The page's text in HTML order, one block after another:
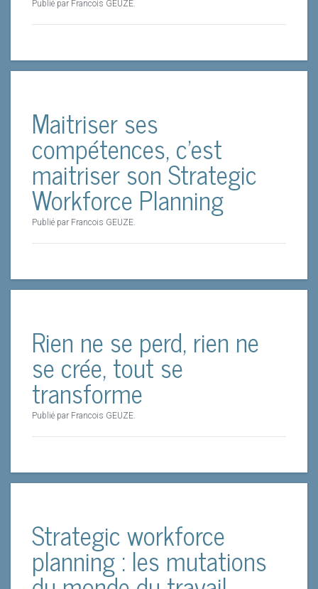
Publié par Francois GEUZE.
Maitriser ses
compétences, c'est
maitriser son Strategic
Workforce Planning
Publié par Francois GEUZE.
Rien ne se perd, rien ne
se crée, tout se
transforme
Publié par Francois GEUZE.
Strategic workforce
planning : les mutations